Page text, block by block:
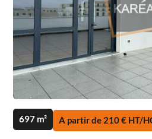
697 m² A partir de 210 € HT/